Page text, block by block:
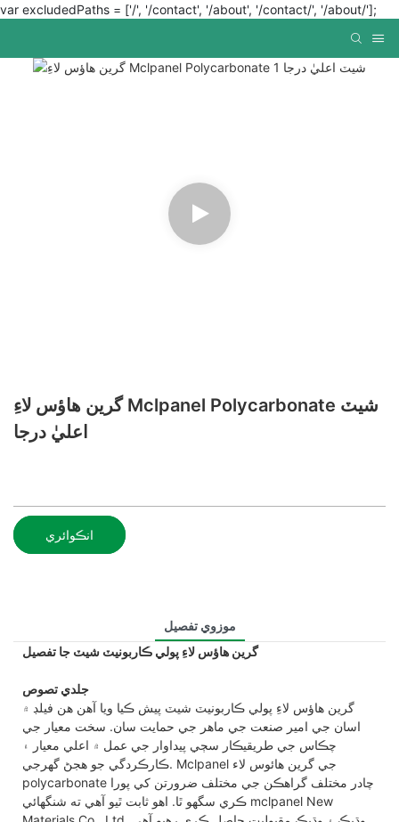
var excludedPaths = ['/', '/contact', '/about', '/contact/', '/about/'];
گرين هاؤس لاءِ Mclpanel Polycarbonate شيٽ
اعليٰ درجا
انڪوائري
موزوي تفصيل
گرين هاؤس لاءِ پولي ڪاربونيٽ شيٽ جا تفصيل
جلدي تصوص
گرين هاؤس لاءِ پولي ڪاربونيٽ شيٽ پيش ڪيا ويا آهن هن فيلڊ ۾
اسان جي امير صنعت جي ماهر جي حمايت سان. سخت معيار جي
چڪاس جي طريقيڪار سڄي پيداوار جي عمل ۾ اعلي معيار ۽
ڪارڪردگي جو هجڻ گهرجي. Mclpanel جي گرين هائوس لاء
polycarbonate چادر مختلف گراهڪن جي مختلف ضرورتن کي پورا
ڪري سگهو ٿا. اهو ثابت ٿيو آهي ته شنگھائي mclpanel New